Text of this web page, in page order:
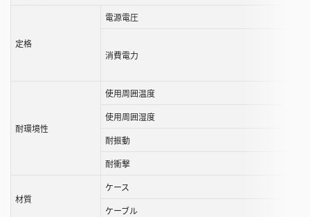
定格
電源電圧
消費電力
耐環境性
使用周囲温度
使用周囲湿度
耐振動
耐衝撃
材質
ケース
ケーブル